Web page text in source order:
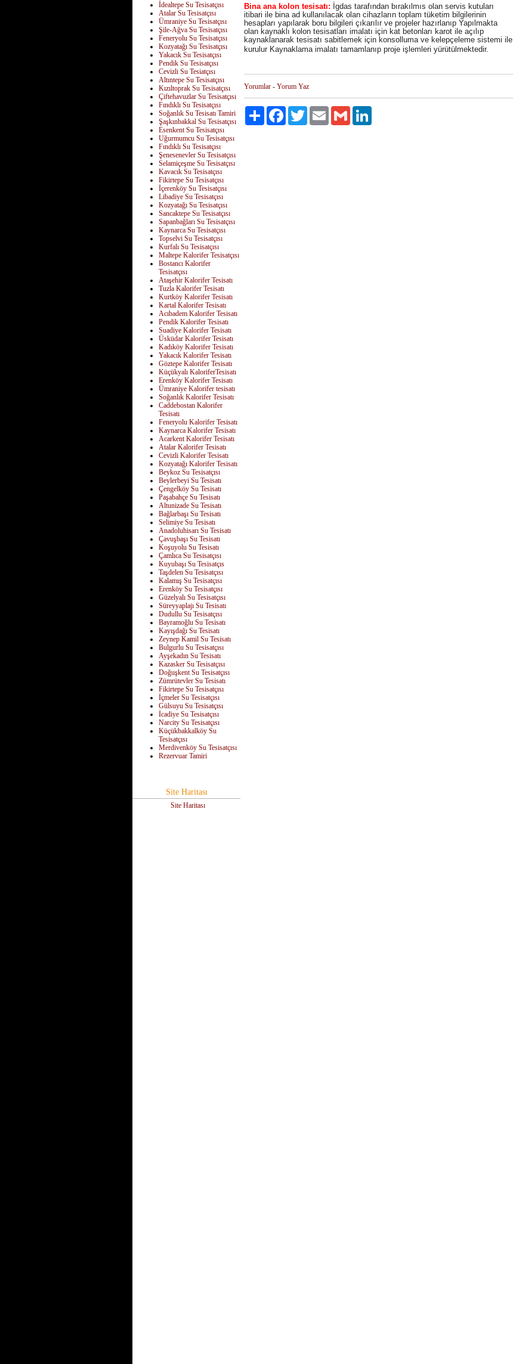
İdealtepe Su Tesisatçısı
Atalar Su Tesisatçısı
Ümraniye Su Tesisatçısı
Şile-Ağva Su Tesisatçısı
Feneryolu Su Tesisatçısı
Kozyatağı Su Tesisatçısı
Yakacık Su Tesisatçısı
Pendik Su Tesisatçısı
Cevizli Su Tesiatçısı
Altıntepe Su Tesisatçısı
Kızıltoprak Su Tesisatçısı
Çiftehavuzlar Su Tesisatçısı
Fındıklı Su Tesisatçısı
Soğanlık Su Tesisatı Tamiri
Şaşkınbakkal Su Tesisatçısı
Esenkent Su Tesisatçısı
Uğurmumcu Su Tesisatçısı
Fındıklı Su Tesisatçısı
Şenesenevler Su Tesisatçısı
Selamiçeşme Su Tesisatçısı
Kavacık Su Tesisatçısı
Fikirtepe Su Tesisatçısı
İçerenköy Su Tesisatçısı
Libadiye Su Tesisatçısı
Kozyatağı Su Tesisatçısı
Sancaktepe Su Tesisatçısı
Sapanbağları Su Tesisatçısı
Kaynarca Su Tesisatçısı
Topselvi Su Tesisatçısı
Kurfalı Su Tesisatçısı
Maltepe Kalorifer Tesisatçısı
Bostancı Kalorifer
Tesisatçısı
Ataşehir Kalorifer Tesisatı
Tuzla Kalorifer Tesisatı
Kurtköy Kalorifer Tesisatı
Kartal Kalorifer Tesisatı
Acıbadem Kalorifer Tesisatı
Pendik Kalorifer Tesisatı
Suadiye Kalorifer Tesisatı
Üsküdar Kalorifer Tesisatı
Kadıköy Kalorifer Tesisatı
Yakacık Kalorifer Tesisatı
Göztepe Kalorifer Tesisatı
Küçükyalı KaloriferTesisatı
Erenköy Kalorifer Tesisatı
Ümraniye Kalorifer tesisatı
Soğanlık Kalorifer Tesisatı
Caddebostan Kalorifer
Tesisatı
Feneryolu Kalorifer Tesisatı
Kaynarca Kalorifer Tesisatı
Acarkent Kalorifer Tesisatı
Atalar Kalorifer Tesisatı
Cevizli Kalorifer Tesisatı
Kozyatağı Kalorifer Tesisatı
Beykoz Su Tesisatçısı
Beylerbeyi Su Tesisatı
Çengelköy Su Tesisatı
Paşabahçe Su Tesisatı
Altunizade Su Tesisatı
Bağlarbaşı Su Tesisatı
Selimiye Su Tesisatı
Anadoluhisarı Su Tesisatı
Çavuşbaşı Su Tesisatı
Koşuyolu Su Tesisatı
Çamlıca Su Tesisatçısı
Kuyubaşı Su Tesisatçıs
Taşdelen Su Tesisatçısı
Kalamış Su Tesisatçısı
Erenköy Su Tesisatçısı
Güzelyalı Su Tesisatçısı
Süreyyaplajı Su Tesisatı
Dudullu Su Tesisatçısı
Bayramoğlu Su Tesisatı
Kayışdağı Su Tesisatı
Zeynep Kamil Su Tesisatı
Bulgurlu Su Tesisatçısı
Ayşekadın Su Tesisatı
Kazasker Su Tesisatçısı
Doğuşkent Su Tesisatçısı
Zümrütevler Su Tesisatı
Fikirtepe Su Tesisatçısı
İçmeler Su Tesisatçısı
Gülsuyu Su Tesisatçısı
İcadiye Su Tesisatçısı
Narcity Su Tesisatçısı
Küçükbakkalköy Su
Tesisatçısı
Merdivenköy Su Tesisatçısı
Rezervuar Tamiri
Site Haritası
Site Haritası
Bina ana kolon tesisatı: İgdas tarafından bırakılmıs olan servis kutuları
itibari ile bina ad kullanılacak olan cihazların toplam tüketim bilgilerinin
hesapları yapılarak boru bilgileri çıkarılır ve projeler hazırlanıp Yapılmakta
olan kaynaklı kolon tesisatları imalatı için kat betonları karot ile açılıp
kaynaklanarak tesisatı sabitlemek için konsolluma ve kelepçeleme sistemi ile
kurulur Kaynaklama imalatı tamamlanıp proje işlemleri yürütülmektedir.
Yorumlar - Yorum Yaz
Paylaş FacebookTwitter Email Gmail